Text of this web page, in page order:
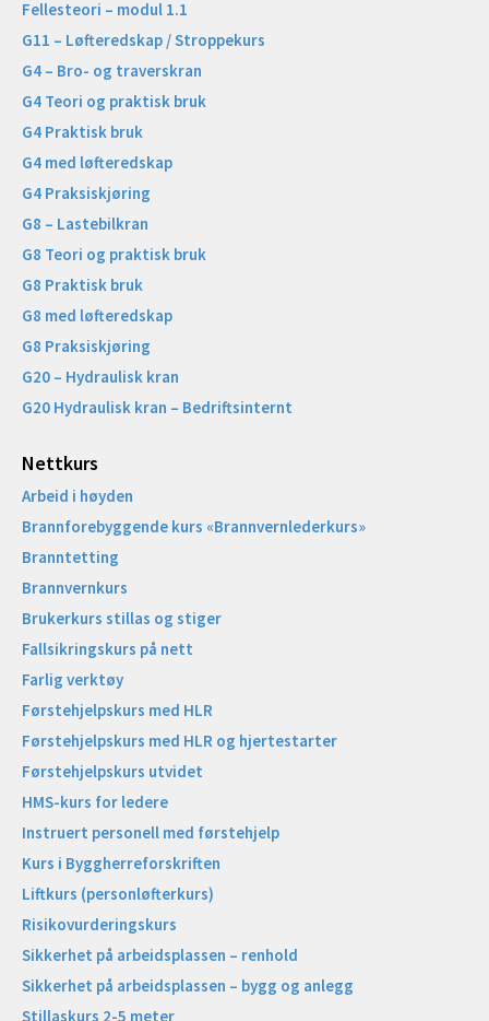
Fellesteori – modul 1.1
G11 – Løfteredskap / Stroppekurs
G4 – Bro- og traverskran
G4 Teori og praktisk bruk
G4 Praktisk bruk
G4 med løfteredskap
G4 Praksiskjøring
G8 – Lastebilkran
G8 Teori og praktisk bruk
G8 Praktisk bruk
G8 med løfteredskap
G8 Praksiskjøring
G20 – Hydraulisk kran
G20 Hydraulisk kran – Bedriftsinternt
Nettkurs
Arbeid i høyden
Brannforebyggende kurs «Brannvernlederkurs»
Branntetting
Brannvernkurs
Brukerkurs stillas og stiger
Fallsikringskurs på nett
Farlig verktøy
Førstehjelpskurs med HLR
Førstehjelpskurs med HLR og hjertestarter
Førstehjelpskurs utvidet
HMS-kurs for ledere
Instruert personell med førstehjelp
Kurs i Byggherreforskriften
Liftkurs (personløfterkurs)
Risikovurderingskurs
Sikkerhet på arbeidsplassen – renhold
Sikkerhet på arbeidsplassen – bygg og anlegg
Stillaskurs 2-5 meter